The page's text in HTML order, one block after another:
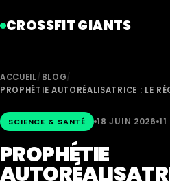
CROSSFIT GIANTS
ACCUEIL/ BLOG/
PROPHÉTIE AUTORÉALISATRICE : LE
SCIENCE & SANTÉ 18 JUIN 2026
PROPHÉTIE